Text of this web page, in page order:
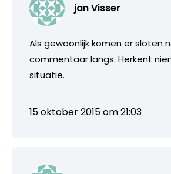
jan Visser
Als gewoonlijk komen er sloten
commentaar langs. Herkent
situatie.
15 oktober 2015 om 21:03